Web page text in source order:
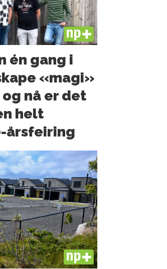
PLUS
én gang i
«magi»
nå er det
helt
årsfeiring
PLUS